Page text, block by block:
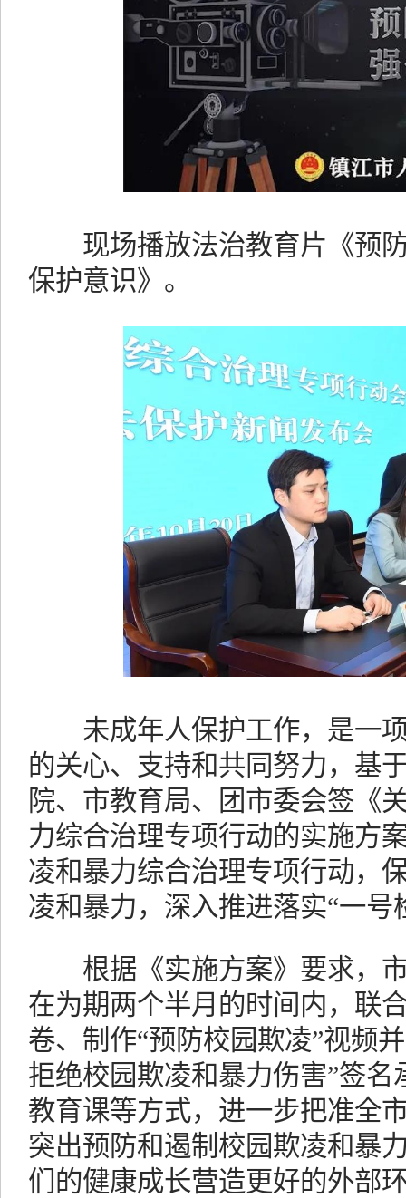
现场播放法治教育片《预防
保护意识》。
未成年人保护工作，是一项
的关心、支持和共同努力，基
院、市教育局、团市委会签《
力综合治理专项行动的实施方
凌和暴力综合治理专项行动，
凌和暴力，深入推进落实“一号
根据《实施方案》要求，市
在为期两个半月的时间内，联
卷、制作“预防校园欺凌”视频
拒绝校园欺凌和暴力伤害”签名
教育课等方式，进一步把准全
突出预防和遏制校园欺凌和暴
们的健康成长营造更好的外部